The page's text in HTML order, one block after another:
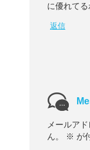
に優れてる
返信
メールア
ん。
※ が